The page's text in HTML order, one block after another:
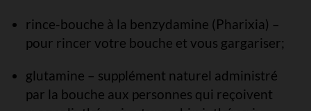
rince-bouche à la benzydamine (Pharixia) –
pour rincer votre bouche et vous gargariser;
glutamine – supplément naturel administré
par la bouche aux personnes qui reçoivent